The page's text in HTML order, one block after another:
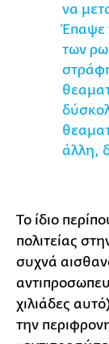
να
Έπαψε
των
άλλη,
Το ίδιο
πολιτείας
συχνά
χιλιάδες
την